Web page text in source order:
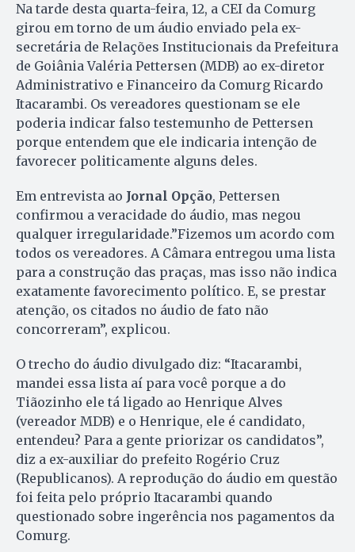
Na tarde desta quarta-feira, 12, a CEI da Comurg
girou em torno de um áudio enviado pela ex-
secretária de Relações Institucionais da Prefeitura
de Goiânia Valéria Pettersen (MDB) ao ex-diretor
Administrativo e Financeiro da Comurg Ricardo
Itacarambi. Os vereadores questionam se ele
poderia indicar falso testemunho de Pettersen
porque entendem que ele indicaria intenção de
favorecer politicamente alguns deles.
Em entrevista ao Jornal Opção, Pettersen
confirmou a veracidade do áudio, mas negou
qualquer irregularidade.”Fizemos um acordo com
todos os vereadores. A Câmara entregou uma lista
para a construção das praças, mas isso não indica
exatamente favorecimento político. E, se prestar
atenção, os citados no áudio de fato não
concorreram”, explicou.
O trecho do áudio divulgado diz: “Itacarambi,
mandei essa lista aí para você porque a do
Tiãozinho ele tá ligado ao Henrique Alves
(vereador MDB) e o Henrique, ele é candidato,
entendeu? Para a gente priorizar os candidatos”,
diz a ex-auxiliar do prefeito Rogério Cruz
(Republicanos). A reprodução do áudio em questão
foi feita pelo próprio Itacarambi quando
questionado sobre ingerência nos pagamentos da
Comurg.